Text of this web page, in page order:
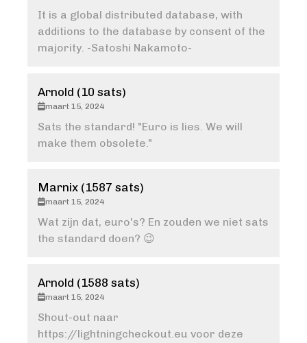
It is a global distributed database, with
additions to the database by consent of the
majority. -Satoshi Nakamoto-
Arnold (10 sats)
maart 15, 2024
Sats the standard! "Euro is lies. We will
make them obsolete."
Marnix (1587 sats)
maart 15, 2024
Wat zijn dat, euro's? En zouden we niet sats
the standard doen? 😉
Arnold (1588 sats)
maart 15, 2024
Shout-out naar
https://lightningcheckout.eu voor deze